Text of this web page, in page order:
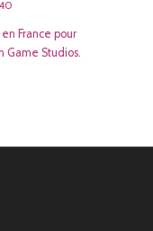
France pour
Game Studios.